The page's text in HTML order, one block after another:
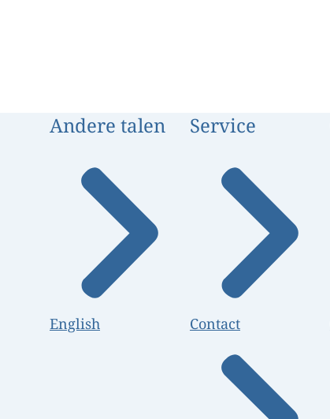
Andere talen
English
Service
Contact